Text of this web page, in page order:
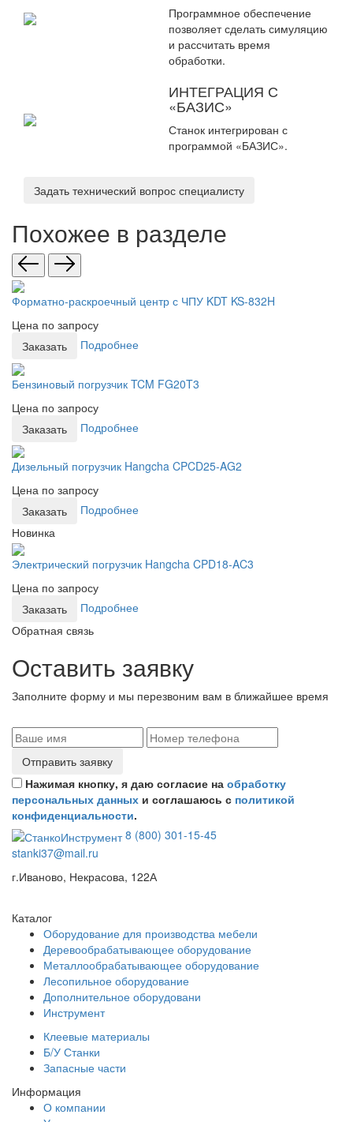
Программное обеспечение
позволяет сделать симуляцию
и рассчитать время
обработки.
ИНТЕГРАЦИЯ С
«БАЗИС»
Станок интегрирован с
программой «БАЗИС».
Задать технический вопрос специалисту
Похожее в разделе
Форматно-раскроечный центр с ЧПУ KDT KS-832H
Цена по запросу
Заказать
Подробнее
Бензиновый погрузчик TCM FG20T3
Цена по запросу
Заказать
Подробнее
Дизельный погрузчик Hangcha CPCD25-AG2
Цена по запросу
Заказать
Подробнее
Новинка
Электрический погрузчик Hangcha CPD18-AC3
Цена по запросу
Заказать
Подробнее
Обратная связь
Оставить заявку
Заполните форму и мы перезвоним вам в ближайшее время
Отправить заявку
Нажимая кнопку, я даю согласие на обработку
персональных данных и соглашаюсь с политикой
конфиденциальности.
8 (800) 301-15-45
stanki37@mail.ru
г.Иваново, Некрасова, 122А
Каталог
Оборудование для производства мебели
Деревообрабатывающее оборудование
Металлообрабатывающее оборудование
Лесопильное оборудование
Дополнительное оборудовани
Инструмент
Клеевые материалы
Б/У Станки
Запасные части
Информация
О компании